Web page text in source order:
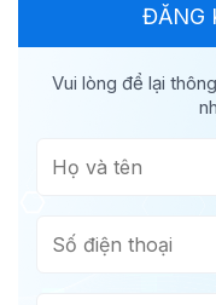
ĐĂNG
Vui lòng để lại